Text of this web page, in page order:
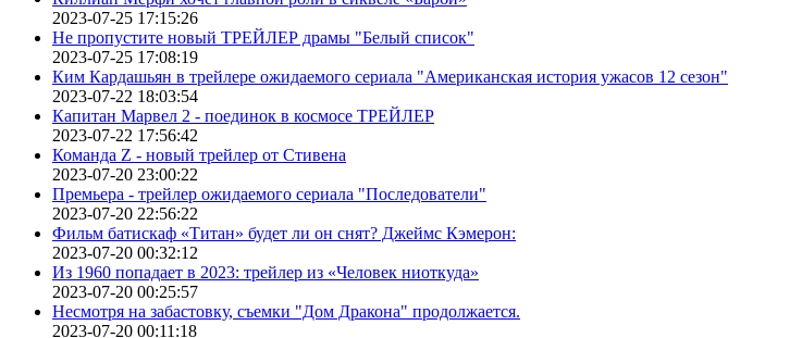
2023-07-25 17:15:26
Не пропустите новый ТРЕЙЛЕР драмы "Белый список"
2023-07-25 17:08:19
Ким Кардашьян в трейлере ожидаемого сериала "Американская история ужасов 12 сезон"
2023-07-22 18:03:54
Капитан Марвел 2 - поединок в космосе ТРЕЙЛЕР
2023-07-22 17:56:42
Команда Z - новый трейлер от Стивена
2023-07-20 23:00:22
Премьера - трейлер ожидаемого сериала "Последователи"
2023-07-20 22:56:22
Фильм батискаф «Титан» будет ли он снят? Джеймс Кэмерон:
2023-07-20 00:32:12
Из 1960 попадает в 2023: трейлер из «Человек ниоткуда»
2023-07-20 00:25:57
Несмотря на забастовку, съемки "Дом Дракона" продолжается.
2023-07-20 00:11:18